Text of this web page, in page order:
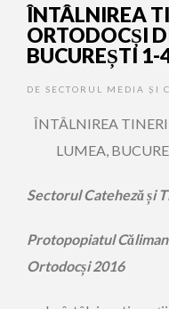
ÎNTÂLNIREA
ORTODOCȘI
BUCUREȘTI 1-
DE SECTORUL MEDIA ȘI
ÎNTÂLNIREA
LUMEA,
Sectorul Cateheză și
Protopopiatul
Ortodocși 2016